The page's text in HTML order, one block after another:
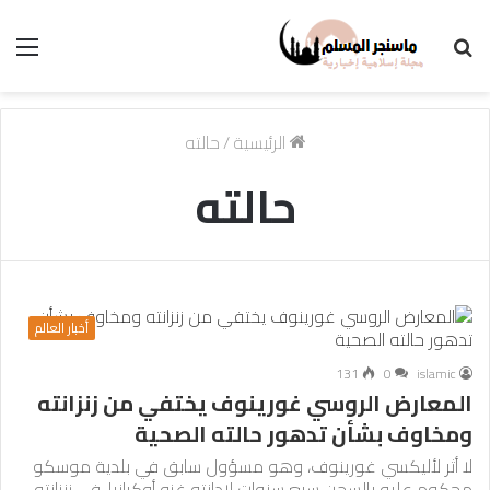
الرئيسية/حالته
حالته
أخبار العالم
islamic
0
131
المعارض الروسي غورينوف يختفي من زنزانته
ومخاوف بشأن تدهور حالته الصحية
لا أثر لأليكسي غورينوف، وهو مسؤول سابق في بلدية موسكو